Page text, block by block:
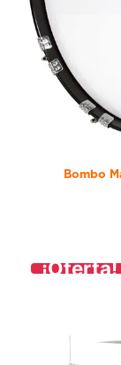
Bombo
¡Oferta!